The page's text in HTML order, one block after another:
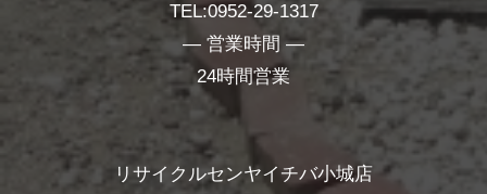
TEL:0952-29-1317
― 営業時間 ―
24時間営業
リサイクルセンヤイチバ小城店